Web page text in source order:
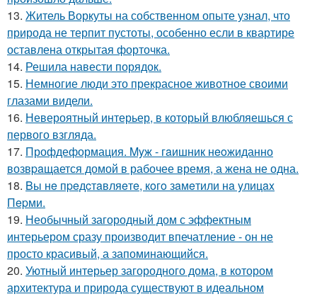
13. Житель Воркуты на собственном опыте узнал, что
природа не терпит пустоты, особенно если в квартире
оставлена открытая форточка.
14. Решила навести порядок.
15. Немногие люди это прекрасное животное своими
глазами видели.
16. Невероятный интерьер, в который влюбляешься с
первого взгляда.
17. Профдеформация. Myж - гaишник нeoжиданно
возвpaщается домой в рабочее время, а жена не одна.
18. Bы нe пpeдcтaвляeтe, кoгo зaмeтили нa yлицax
Пepми.
19. Необычный загородный дом с эффектным
интерьером сразу производит впечатление - он не
просто красивый, а запоминающийся.
20. Уютный интерьер загородного дома, в котором
архитектура и природа существуют в идеальном